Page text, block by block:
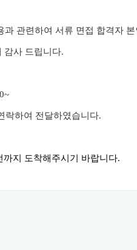
과 관련하여 서류 면접 합격자
감사 드립니다.
락하여 전달하였습니다.
까지 도착해주시기 바랍니다.